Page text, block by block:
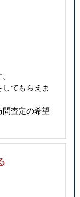
てもらえま
査定の希望